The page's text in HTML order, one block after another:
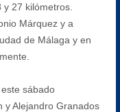
27 kilómetros.
Márquez y a
de Málaga y en
sábado
y Alejandro Granados